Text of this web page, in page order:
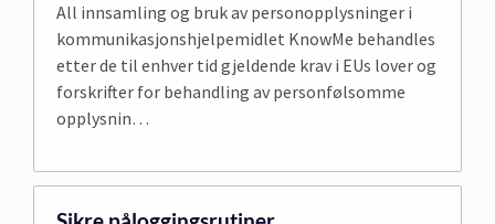
All innsamling og bruk av personopplysninger i
kommunikasjonshjelpemidlet KnowMe behandles
etter de til enhver tid gjeldende krav i EUs lover og
forskrifter for behandling av personfølsomme
opplysnin…